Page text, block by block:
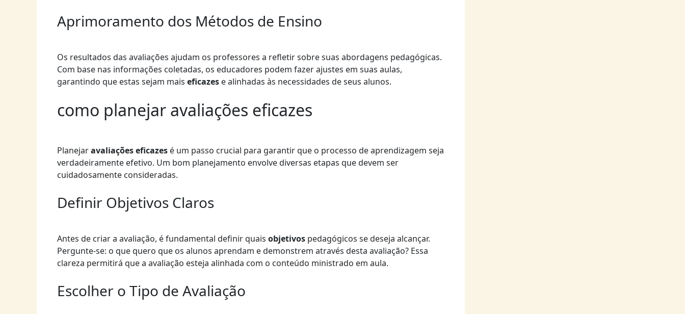
Aprimoramento dos Métodos de Ensino
Os resultados das avaliações ajudam os professores a refletir sobre suas abordagens pedagógicas.
Com base nas informações coletadas, os educadores podem fazer ajustes em suas aulas,
garantindo que estas sejam mais eficazes e alinhadas às necessidades de seus alunos.
como planejar avaliações eficazes
Planejaravaliações eficazes é um passo crucial para garantir que o processo de aprendizagem seja
verdadeiramente efetivo. Um bom planejamento envolve diversas etapas que devem ser
cuidadosamente consideradas.
Definir Objetivos Claros
Antes de criar a avaliação, é fundamental definir quais objetivos pedagógicos se deseja alcançar.
Pergunte-se: o que quero que os alunos aprendam e demonstrem através desta avaliação? Essa
clareza permitirá que a avaliação esteja alinhada com o conteúdo ministrado em aula.
Escolher o Tipo de Avaliação